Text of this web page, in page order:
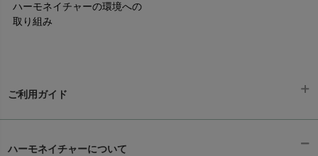
ハーモネイチャーの環境への
取り組み
ご利用ガイド
ハーモネイチャーについて